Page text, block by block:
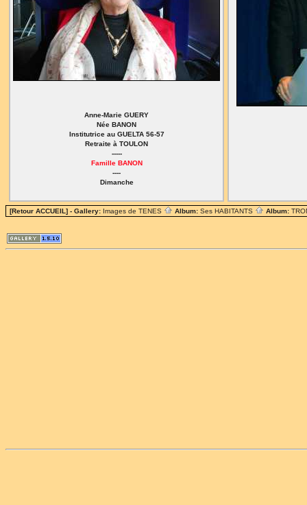
Anne-Marie GUERY
Née BANON
Institutrice au GUELTA 56-57
Retraite à TOULON
-----
Famille BANON
----
Dimanche
[Retour ACCUEIL] - Gallery: Images de TENES Album: Ses HABITANTS Album: